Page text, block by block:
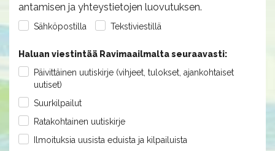
antamisen ja yhteystietojen luovutuksen.
Sähköpostilla Tekstiviestillä
Haluan viestintää Ravimaailmalta seuraavasti:
Päivittäinen uutiskirje (vihjeet, tulokset, ajankohtaiset
uutiset)
Suurkilpailut
Ratakohtainen uutiskirje
Ilmoituksia uusista eduista ja kilpailuista